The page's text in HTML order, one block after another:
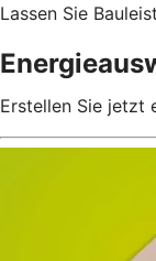
Lassen Sie
Erstellen Sie jetzt